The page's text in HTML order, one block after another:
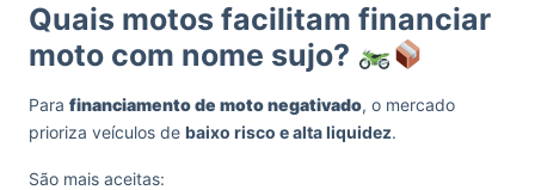
Quais motos facilitam financiar
moto com nome sujo?
Para financiamento de moto negativado, o mercado
prioriza veículos de baixo risco e alta liquidez.
São mais aceitas: